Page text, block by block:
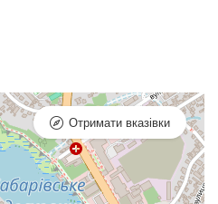
Отримати вказівки